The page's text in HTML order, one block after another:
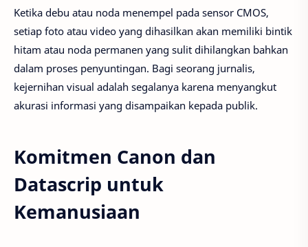
Ketika debu atau noda menempel pada sensor CMOS,
setiap foto atau video yang dihasilkan akan memiliki bintik
hitam atau noda permanen yang sulit dihilangkan bahkan
dalam proses penyuntingan. Bagi seorang jurnalis,
kejernihan visual adalah segalanya karena menyangkut
akurasi informasi yang disampaikan kepada publik.
Komitmen Canon dan
Datascrip untuk
Kemanusiaan